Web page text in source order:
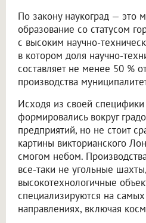
По закону наукоград — это
образование со статусом
с высоким научно-
в котором доля научно-
составляет не менее 50 %
производства
Исходя из своей специфики
формировались вокруг
предприятий, но не стоит
картины викторианского
смогом небом.
все-таки не угольные
высокотехнологичные
специализируются на
направлениях, включая